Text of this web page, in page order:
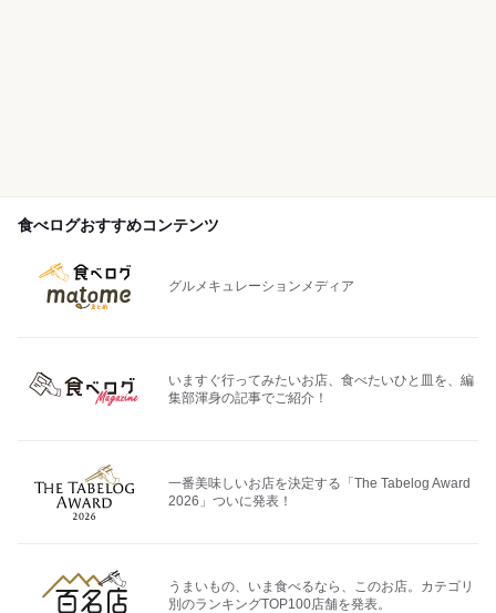
食べログおすすめコンテンツ
グルメキュレーションメディア
いますぐ行ってみたいお店、食べたいひと皿を、編
集部渾身の記事でご紹介！
一番美味しいお店を決定する「The Tabelog Award
2026」ついに発表！
うまいもの、いま食べるなら、このお店。カテゴリ
別のランキングTOP100店舗を発表。